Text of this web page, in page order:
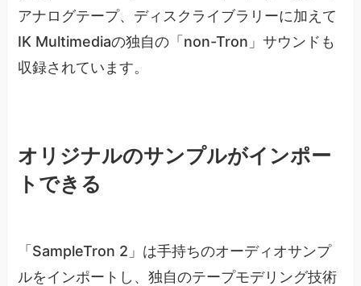
アナログテープ、ディスクライブラリーに加えて
IK Multimediaの独自の「non-Tron」サウンドも
収録されています。
オリジナルのサンプルがインポー
トできる
「SampleTron 2」は手持ちのオーディオサンプ
ルをインポートし、独自のテープモデリング技術